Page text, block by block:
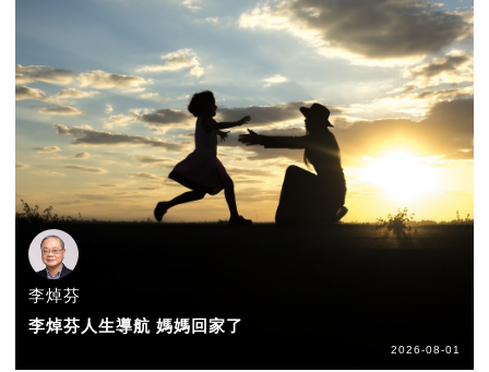
李焯芬
李焯芬人生導航 媽媽回家了
2026-08-01